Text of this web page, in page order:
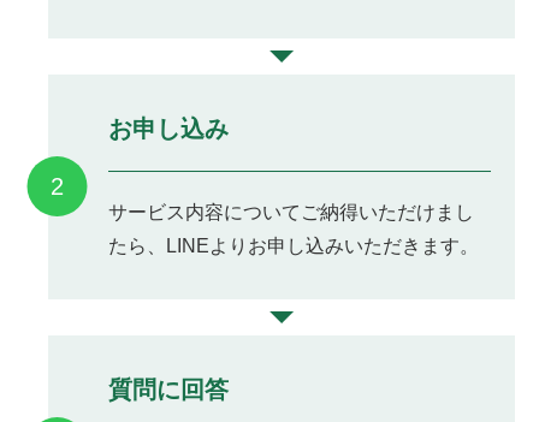
2
お申し込み
サービス内容についてご納得いただけまし
たら、LINEよりお申し込みいただきます。
質問に回答